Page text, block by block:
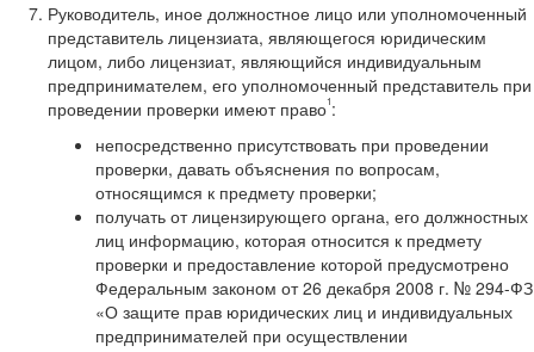
Руководитель, иное должностное лицо или уполномоченный
представитель лицензиата, являющегося юридическим
лицом, либо лицензиат, являющийся индивидуальным
предпринимателем, его уполномоченный представитель при
проведении проверки имеют право1:
непосредственно присутствовать при проведении
проверки, давать объяснения по вопросам,
относящимся к предмету проверки;
получать от лицензирующего органа, его должностных
лиц информацию, которая относится к предмету
проверки и предоставление которой предусмотрено
Федеральным законом от 26 декабря 2008 г. № 294-ФЗ
«О защите прав юридических лиц и индивидуальных
предпринимателей при осуществлении